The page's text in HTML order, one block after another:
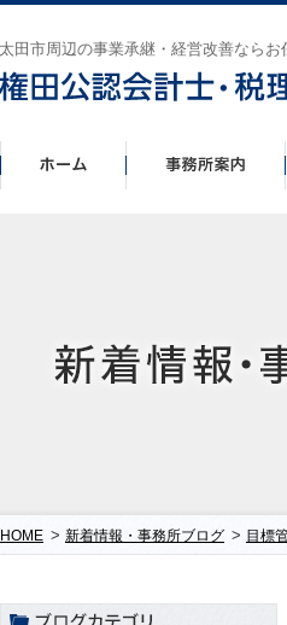
太田市周辺の事業承継・経営改善ならお
HOME > 新着情報・事務所ブログ > 目標